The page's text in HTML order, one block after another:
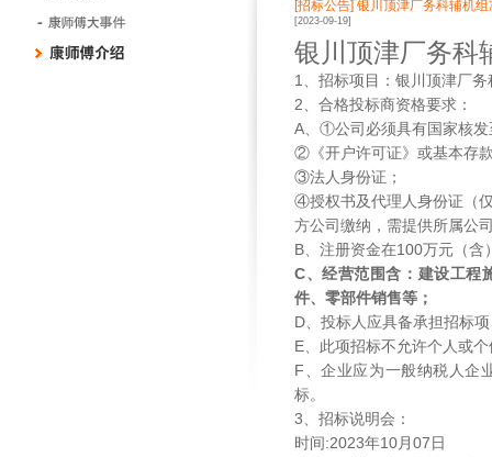
[招标公告] 银川顶津厂务科辅机
[2023-09-19]
银川顶津厂务科
1
、招标项目：银川顶津厂
2 、合格投标商资格要求：
A 、①公司必须具有国家核
②《开户许可证》或基本存
③法人身份证；
④授权书及代理人身份证（
方公司缴纳，需提供所属公
B 、注册资金在100万元（含
C、经营范围含：建设工程
件、零部件销售等；
D 、投标人应具备承担招标
E 、此项招标不允许个人或
F 、企业应为一般纳税人
标。
3 、招标说明会：
时间:2023年10月07日